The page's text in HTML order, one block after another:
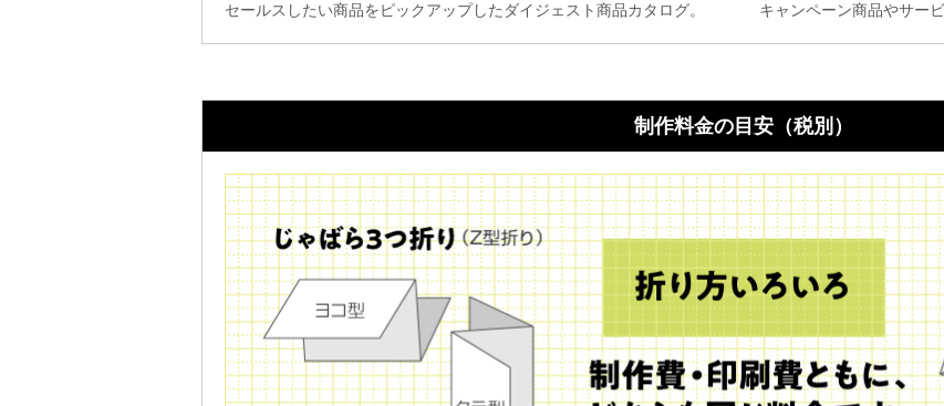
セールスしたい商品をピックアップしたダイジェスト商品カタログ。 キャンペーン商品やサー
制作料金の目安（税別）